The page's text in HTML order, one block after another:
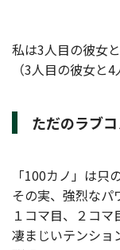
私は3人目の彼女
（3人目の彼女と
ただのラブ
「100カノ」は只
その実、強烈なパ
１コマ目、２コマ
凄まじいテンショ